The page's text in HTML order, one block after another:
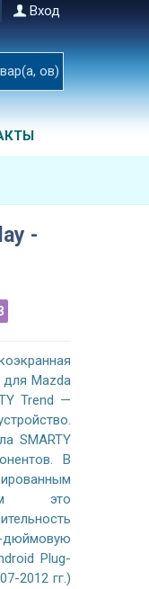
Вход
ов)
-
для Mazda
Trend —
SMARTY
В
это
Plug-
2012 гг.)